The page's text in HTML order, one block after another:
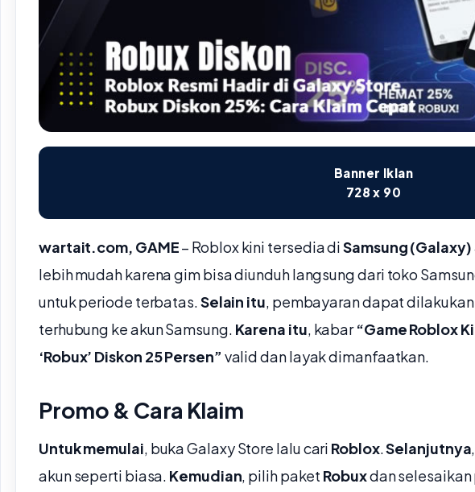
Banner Iklan
728 x 90
wartait.com, GAME– Roblox kini tersedia diSamsung
lebih mudah karena gim bisa diunduh langsung dari toko
untuk periode terbatas.Selain itu, pembayaran dapat
terhubung ke akun Samsung. Karena itu, kabar“Game Roblox
‘Robux’ Diskon 25 Persen” valid dan layak dimanfaatkan.
Promo & Cara Klaim
Untuk memulai, buka Galaxy Store lalu cari Roblox.Selanjutnya
akun seperti biasa. Kemudian, pilih paket Robuxdan selesaikan